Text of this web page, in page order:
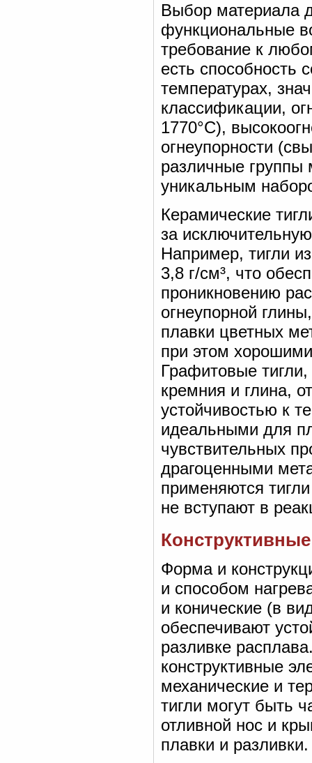
Выбор материала
функциональные
требование к
есть способность
температурах,
классификации,
1770°C),
огнеупорности
различные группы
уникальным
Керамические
за
Например, тигли
3,8 г/см³, что
проникновению
огнеупорной
плавки цветных
при этом
Графитовые
кремния и глина,
устойчивостью к
идеальными для
чувствительных
драгоценными
применяются
не вступают в
Форма и
и способом
и конические (в
обеспечивают
разливке
конструктивные
механические и
тигли могут быть
отливной нос и
плавки и разливки.